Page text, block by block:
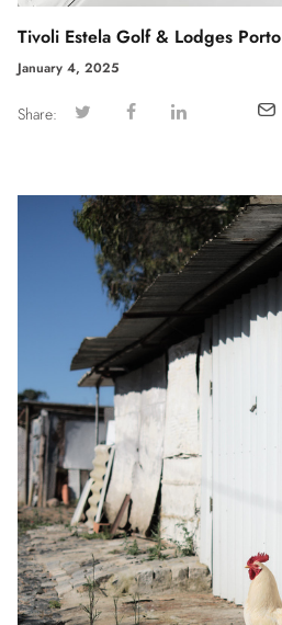
Tivoli Estela Golf & Lodges Porto
January 4, 2025
Share: